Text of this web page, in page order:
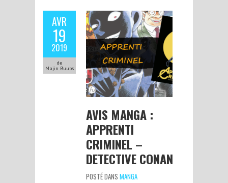
AVR
19
2019
de
Majin Buubs
AVIS MANGA :
APPRENTI
CRIMINEL –
DETECTIVE CONAN
POSTÉ DANS MANGA